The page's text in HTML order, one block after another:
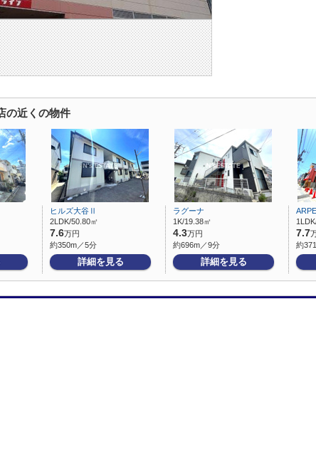
の近くの物件
ヒルズ大谷Ⅱ
2LDK/50.80㎡
7.6万円
約350m／5分
詳細を見る
ラグーナ
1K/19.38㎡
4.3万円
約696m／9分
詳細を見る
7.7
約